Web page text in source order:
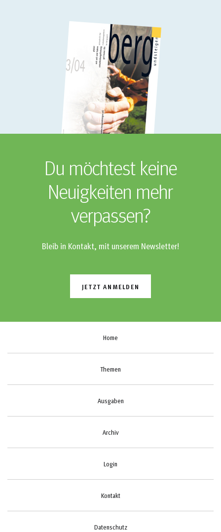
Du möchtest keine
Neuigkeiten mehr
verpassen?
Bleib in Kontakt, mit unserem Newsletter!
JETZT ANMELDEN
Home
Themen
Ausgaben
Archiv
Login
Kontakt
Datenschutz